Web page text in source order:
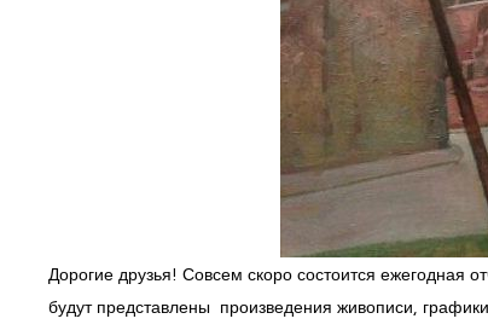
Дорогие друзья! Совсем скоро состоится ежегодная
будут представлены произведения живописи,